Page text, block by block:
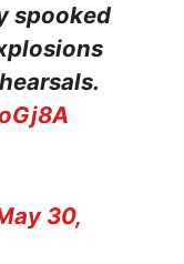
spooked
30,